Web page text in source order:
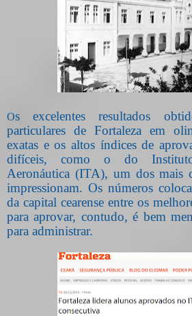
Os excelentes resultados
particulares de Fortaleza em
exatas e os altos índices de
difíceis, como o do
Aeronáutica (ITA), um dos mais
impressionam. Os números
da capital cearense entre os
para aprovar, contudo, é bem
para administrar.